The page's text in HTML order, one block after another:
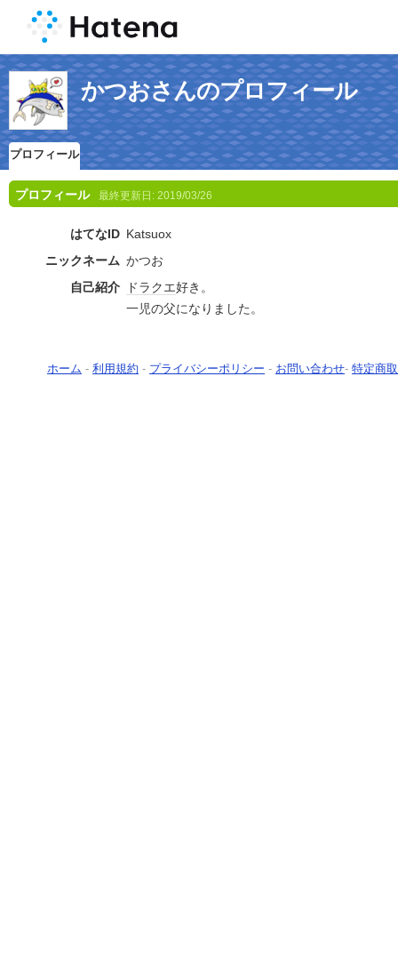
かつおさんのプロフィール
プロフィール
プロフィール 最終更新日: 2019/03/26
はてなID Katsuox
ニックネーム かつお
自己紹介
ドラクエ好き。
一児の父になりました。
ホーム - 利用規約 - プライバシーポリシー - お問い合わせ- 特定商